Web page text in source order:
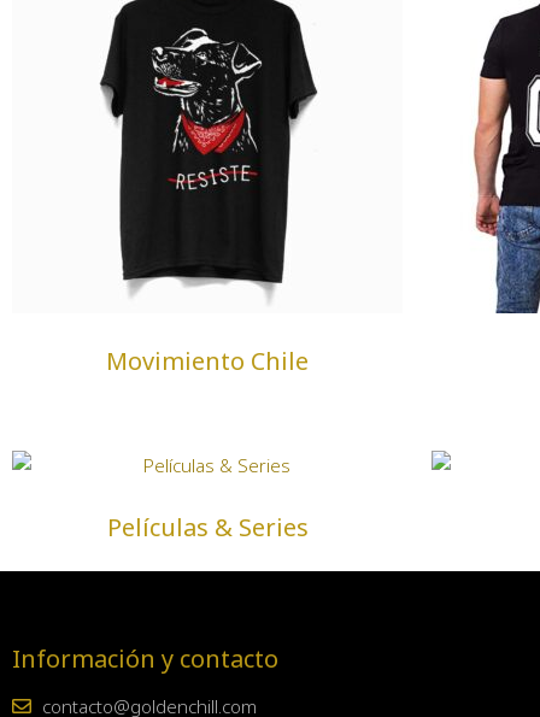
Movimiento Chile
Películas & Series
Información y contacto
contacto@goldenchill.com